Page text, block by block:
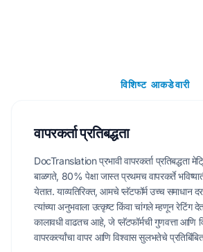
विशिष्ट आकडेवारी
वापरकर्ता प्रतिबद्धता
DocTranslation प्रभावी वापरकर्ता प्रतिबद्धता
बाळगते, 80% पेक्षा जास्त प्रथमच वापरकर्ते
येतात. याव्यतिरिक्त, आमचे प्लॅटफॉर्म उच्च समाधान
त्यांच्या अनुभवाला उत्कृष्ट किंवा चांगले म्हणून रेटिंग
कालावधी वाढतच आहे, जे प्लॅटफॉर्मची गुणवत्ता आणि
वापरकर्त्यांचा वापर आणि विश्वास सुलभतेचे